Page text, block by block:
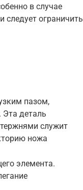
в случае
ограничить
пазом,
Эта деталь
служит
ножа
элемента.